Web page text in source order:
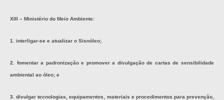
XIII – Ministério do Meio Ambiente:
1. interligar-se e atualizar o Sisnóleo;
2. fomentar a padronização e promover a divulgação de cartas de sensibilidade
ambiental ao óleo; e
3. divulgar tecnologias, equipamentos, materiais e procedimentos para prevenção,